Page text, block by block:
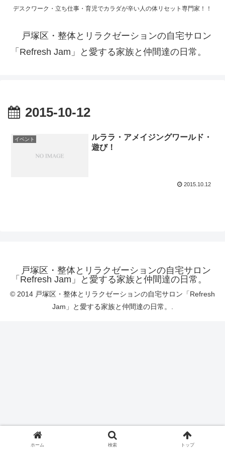
デスクワーク・立ち仕事・育児でカラダが辛い人の体リセット専門家！！
戸塚区・整体とリラクゼーションの自宅サロン
「Refresh Jam」と愛する家族と仲間達の日常。
2015-10-12
イベント
ルララ・アメイジングワールド・
遊び！
2015.10.12
戸塚区・整体とリラクゼーションの自宅サロン
「Refresh Jam」と愛する家族と仲間達の日常。
© 2014 戸塚区・整体とリラクゼーションの自宅サロン「Refresh
Jam」と愛する家族と仲間達の日常。.
ホーム 検索 トップ